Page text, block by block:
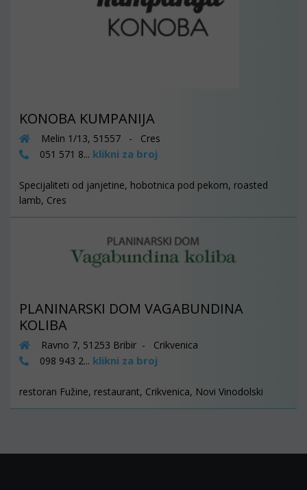
KONOBA KUMPANIJA
Melin 1/13, 51557 - Cres
051 571 8... klikni za broj
Specijaliteti od janjetine, hobotnica pod pekom, roasted
lamb, Cres
PLANINARSKI DOM VAGABUNDINA
KOLIBA
Ravno 7, 51253 Bribir - Crikvenica
098 943 2... klikni za broj
restoran Fužine, restaurant, Crikvenica, Novi Vinodolski